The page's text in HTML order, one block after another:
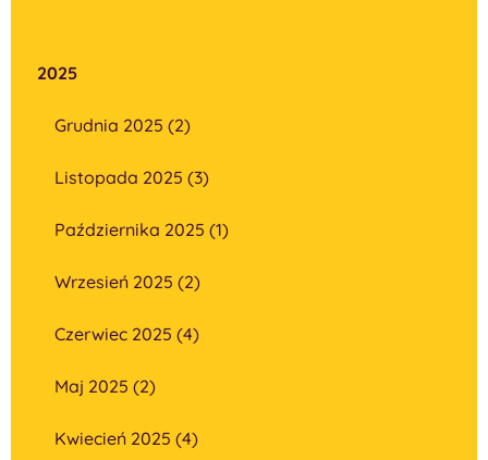
2025
Grudnia 2025 (2)
Listopada 2025 (3)
Października 2025 (1)
Wrzesień 2025 (2)
Czerwiec 2025 (4)
Maj 2025 (2)
Kwiecień 2025 (4)